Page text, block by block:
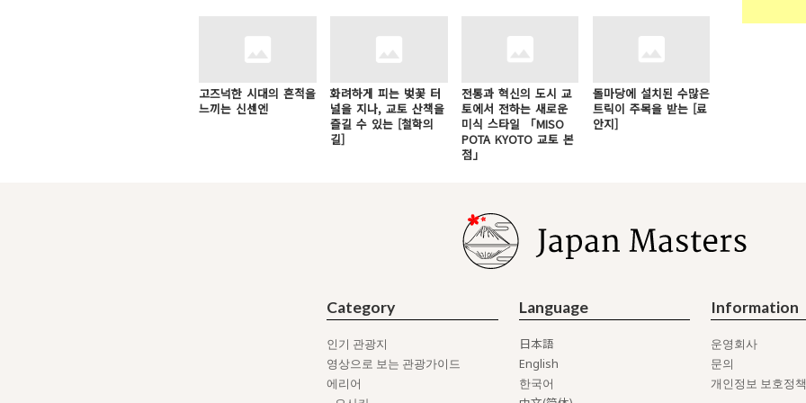
고즈넉한 시대의 흔적을
느끼는 신센엔
화려하게 피는 벚꽃 터
널을 지나, 교토 산책을
즐길 수 있는 [철학의
길]
전통과 혁신의 도시 교
토에서 전하는 새로운
미식 스타일 「MISO
POTA KYOTO 교토 본
점」
돌마당에 설치된 수많은
트릭이 주목을 받는 [료
안지]
Category
인기 관광지
영상으로 보는 관광가이드
에리어
Language
日本語
English
한국어
Information
운영회사
문의
개인정보 보호정